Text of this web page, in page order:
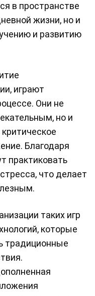
в пространстве
жизни, но и
и развитию
играют
Они не
но и
Благодаря
практиковать
что делает
таких игр
которые
традиционные